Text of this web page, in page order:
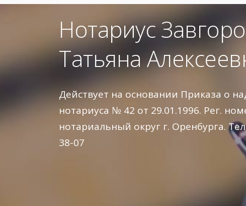
Нотариус
Татьяна
Действует на основании Приказа о
нотариуса № 42 от 29.01.1996. Рег.
нотариальный округ г. Оренбурга.
38-07